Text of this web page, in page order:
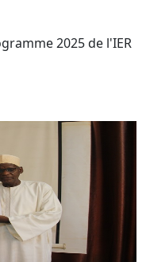
2025 de l'IER